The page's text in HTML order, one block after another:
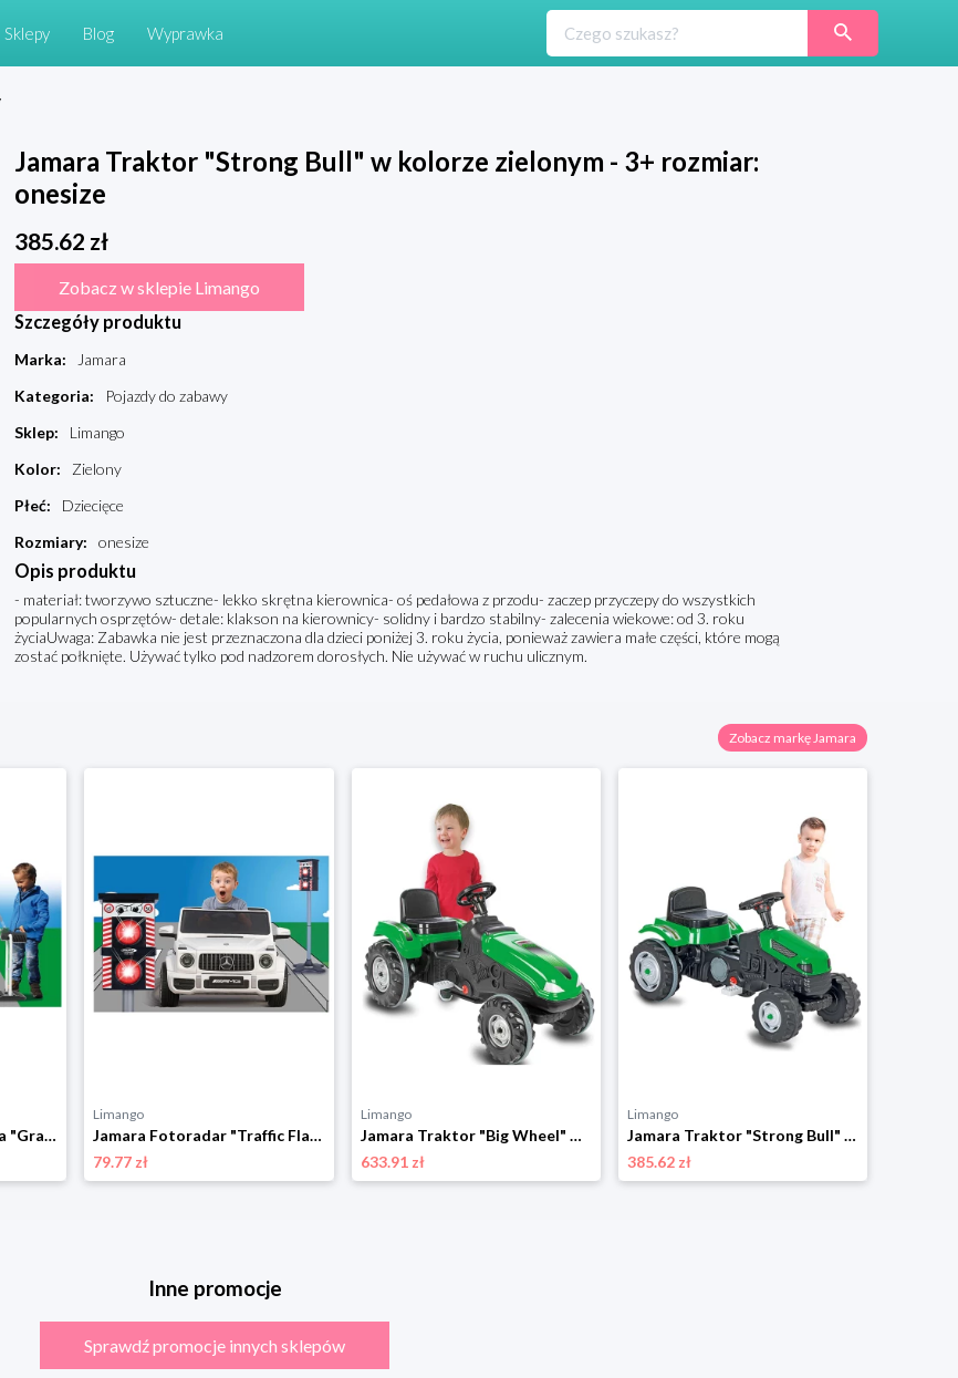
Sklepy Blog Wyprawka
Jamara Traktor "Strong Bull" w kolorze zielonym - 3+ rozmiar:
onesize
385.62 zł
Zobacz w sklepie Limango
Szczegóły produktu
Marka:
Jamara
Kategoria:
Pojazdy do zabawy
Sklep:
Limango
Kolor:
Zielony
Płeć:
Dziecięce
Rozmiary: onesize
Opis produktu
- materiał: tworzywo sztuczne- lekko skrętna kierownica- oś pedałowa z przodu- zaczep przyczepy do wszystkich
popularnych osprzętów- detale: klakson na kierownicy- solidny i bardzo stabilny- zalecenia wiekowe: od 3. roku
życiaUwaga: Zabawka nie jest przeznaczona dla dzieci poniżej 3. roku życia, ponieważ zawiera małe części, które mogą
zostać połknięte. Używać tylko pod nadzorem dorosłych. Nie używać w ruchu ulicznym.
Zobacz markę Jamara
Jamara Bariera drogowa "Grand" w kolorze biało-czerwonym rozmiar: onesize
Limango
Jamara Fotoradar "Traffic Flash" - 3+ rozmiar: onesize
79.77 zł
Limango
Jamara Traktor "Big Wheel" w kolorze zielonym - 3+ rozmiar: onesize
633.91 zł
Limango
Jamara Traktor "Strong Bull" w kolorze zielonym - 3+ rozmiar: onesize
385.62 zł
Inne promocje
Sprawdź promocje innych sklepów